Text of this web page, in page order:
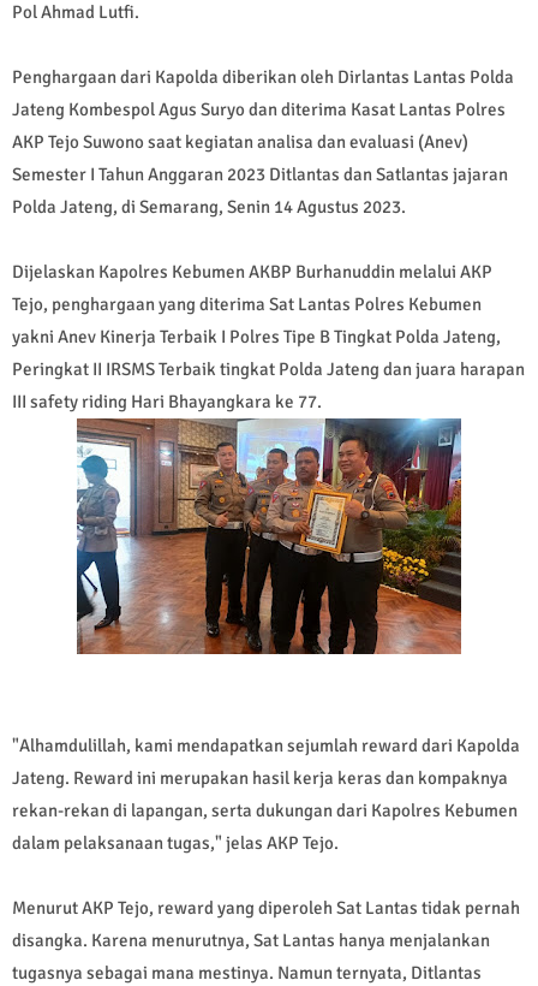
Pol Ahmad Lutfi.
Penghargaan dari Kapolda diberikan oleh Dirlantas Lantas Polda
Jateng Kombespol Agus Suryo dan diterima Kasat Lantas Polres
AKP Tejo Suwono saat kegiatan analisa dan evaluasi (Anev)
Semester I Tahun Anggaran 2023 Ditlantas dan Satlantas jajaran
Polda Jateng, di Semarang, Senin 14 Agustus 2023.
Dijelaskan Kapolres Kebumen AKBP Burhanuddin melalui AKP
Tejo, penghargaan yang diterima Sat Lantas Polres Kebumen
yakni Anev Kinerja Terbaik I Polres Tipe B Tingkat Polda Jateng,
Peringkat II IRSMS Terbaik tingkat Polda Jateng dan juara harapan
III safety riding Hari Bhayangkara ke 77.
"Alhamdulillah, kami mendapatkan sejumlah reward dari Kapolda
Jateng. Reward ini merupakan hasil kerja keras dan kompaknya
rekan-rekan di lapangan, serta dukungan dari Kapolres Kebumen
dalam pelaksanaan tugas," jelas AKP Tejo.
Menurut AKP Tejo, reward yang diperoleh Sat Lantas tidak pernah
disangka. Karena menurutnya, Sat Lantas hanya menjalankan
tugasnya sebagai mana mestinya. Namun ternyata, Ditlantas